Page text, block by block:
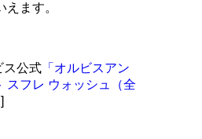
ます。
ス公式 「オルビスアン
スフレ ウォッシュ（全
]